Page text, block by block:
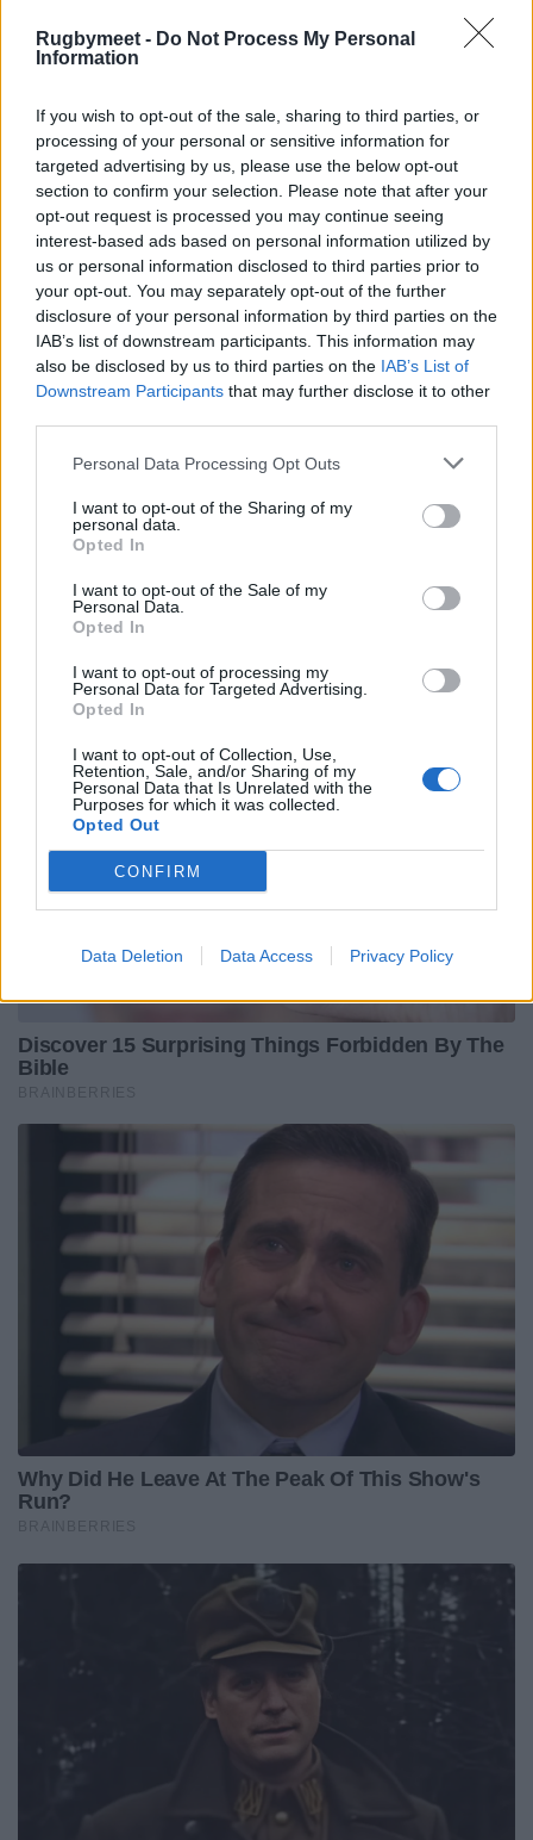
Rugbymeet - Do Not Process My Personal
Information
If you wish to opt-out of the sale, sharing to third parties, or
processing of your personal or sensitive information for
targeted advertising by us, please use the below opt-out
section to confirm your selection. Please note that after your
opt-out request is processed you may continue seeing
interest-based ads based on personal information utilized by
us or personal information disclosed to third parties prior to
your opt-out. You may separately opt-out of the further
disclosure of your personal information by third parties on the
IAB’s list of downstream participants. This information may
also be disclosed by us to third parties on the IAB’s List of
Downstream Participants that may further disclose it to other
Personal Data Processing Opt Outs
I want to opt-out of the Sharing of my
personal data.
Opted In
I want to opt-out of the Sale of my
Personal Data.
Opted In
I want to opt-out of processing my
Personal Data for Targeted Advertising.
Opted In
I want to opt-out of Collection, Use,
Retention, Sale, and/or Sharing of my
Personal Data that Is Unrelated with the
Purposes for which it was collected.
Opted Out
CONFIRM
Data Deletion Data Access Privacy Policy
sudafricana di rugby e dai Cheetahs(in foto il
due volte campione del mondo François Steyn)